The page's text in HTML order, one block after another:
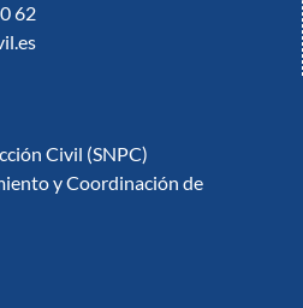
62
Civil (SNPC)
y Coordinación de